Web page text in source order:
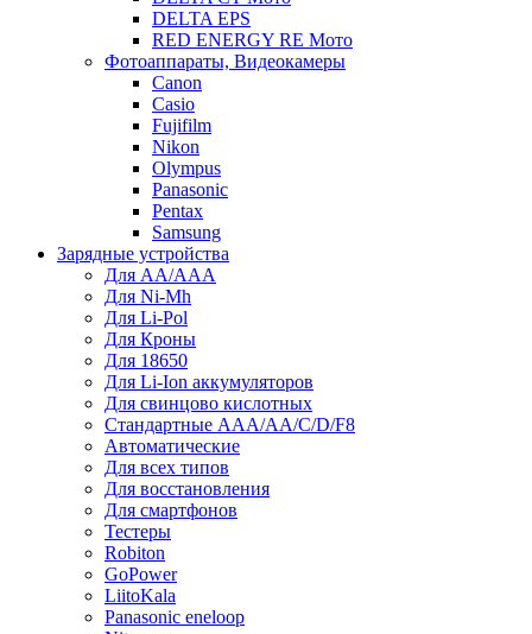
DELTA EPS
RED ENERGY RE Мото
Фотоаппараты, Видеокамеры
Canon
Casio
Fujifilm
Nikon
Olympus
Panasonic
Pentax
Samsung
Зарядные устройства
Для AA/AAA
Для Ni-Mh
Для Li-Pol
Для Кроны
Для 18650
Для Li-Ion аккумуляторов
Для свинцово кислотных
Стандартные ААА/АА/С/D/F8
Автоматические
Для всех типов
Для восстановления
Для смартфонов
Тестеры
Robiton
GoPower
LiitoKala
Panasonic eneloop